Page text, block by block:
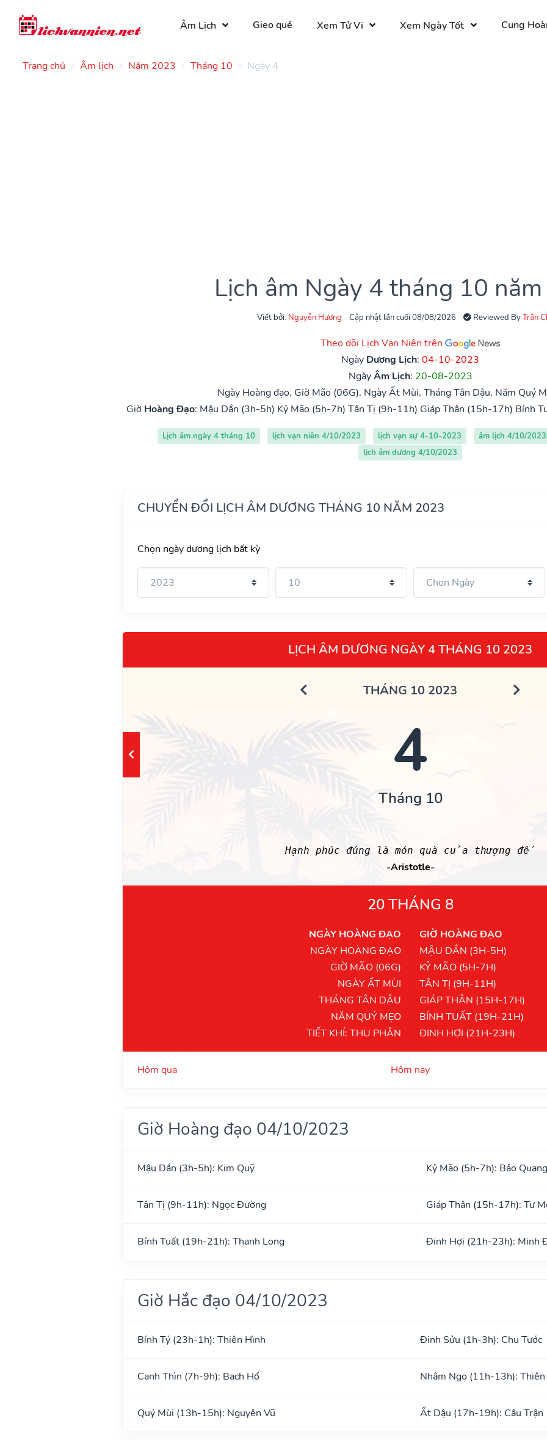
Âm Lịch Gieo quẻ Xem Tử Vi Xem Ngày Tốt Cung
Trang chủ Âm lịch Năm 2023 Tháng 10 Ngày 4
Lịch âm Ngày 4 tháng 10
Viết bởi: Nguyễn Hương Cập nhật lần cuối 08/08/2026 Reviewed ByTrần
Theo dõi Lịch Vạn Niên trên
Ngày Dương Lịch: 04-10-2023
NgàyÂm Lịch: 20-08-2023
Ngày Hoàng đạo, Giờ Mão (06G), Ngày Ất Mùi, Tháng Tân Dậu, Năm Quý
Giờ Hoàng Đạo: Mậu Dần (3h-5h) Kỷ Mão (5h-7h) Tân Tị (9h-11h) Giáp Thân (15h-17h) Bính
Lịch âm ngày 4 tháng 10 lịch vạn niên 4/10/2023 lịch vạn sự 4-10-2023 âm lịch 4/10/2023
lịch âm dương 4/10/2023
CHUYỂN ĐỔI LỊCH ÂM DƯƠNG THÁNG 10 NĂM 2023
Chọn ngày dương lịch bất kỳ
LỊCH ÂM DƯƠNG NGÀY 4 THÁNG 10 2023
THÁNG 10 2023
4
Tháng 10
Hạnh phúc đúng là món quà của thượng đế
-Aristotle-
20 THÁNG 8
NGÀY HOÀNG ĐẠO
NGÀY HOÀNG ĐẠO
GIỜ MÃO (06G)
NGÀY ẤT MÙI
THÁNG TÂN DẬU
NĂM QUÝ MẸO
TIẾT KHÍ: THU PHÂN
GIỜ HOÀNG ĐẠO
MẬU DẦN (3H-5H)
KỶ MÃO (5H-7H)
TÂN TỊ (9H-11H)
GIÁP THÂN (15H-17H)
BÍNH TUẤT (19H-21H)
ĐINH HỢI (21H-23H)
Hôm qua Hôm nay
Giờ Hoàng đạo 04/10/2023
Mậu Dần (3h-5h): Kim Quỹ Kỷ Mão (5h-7h): Bảo Quang
Tân Tị (9h-11h): Ngọc Đường Giáp Thân (15h-17h): Tư
Bính Tuất (19h-21h): Thanh Long Đinh Hợi (21h-23h): Minh
Giờ Hắc đạo 04/10/2023
Bính Tý (23h-1h): Thiên Hình Đinh Sửu (1h-3h): Chu Tước
Canh Thìn (7h-9h): Bạch Hổ Nhâm Ngọ (11h-13h): Thiên
Quý Mùi (13h-15h): Nguyên Vũ Ất Dậu (17h-19h): Câu Trận